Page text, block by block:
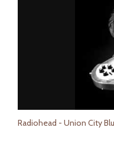
Radiohead - Union City